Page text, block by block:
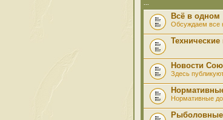
Всё в одном
Обсуждаем все
Новости
Здесь
Нормативные